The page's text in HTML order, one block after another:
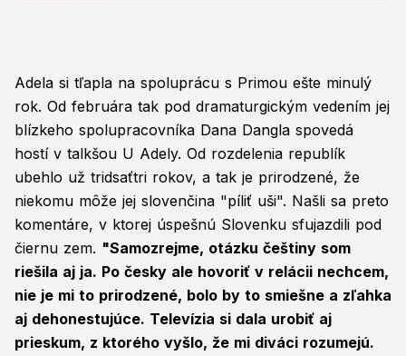
Adela si tľapla na spoluprácu s Primou ešte minulý
rok. Od februára tak pod dramaturgickým vedením jej
blízkeho spolupracovníka Dana Dangla spovedá
hostí v talkšou U Adely. Od rozdelenia republík
ubehlo už tridsaťtri rokov, a tak je prirodzené, že
niekomu môže jej slovenčina "píliť uši". Našli sa preto
komentáre, v ktorej úspešnú Slovenku sfujazdili pod
čiernu zem. "Samozrejme, otázku češtiny som
riešila aj ja. Po česky ale hovoriť v relácii nechcem,
nie je mi to prirodzené, bolo by to smiešne a zľahka
aj dehonestujúce. Televízia si dala urobiť aj
prieskum, z ktorého vyšlo, že mi diváci rozumejú.